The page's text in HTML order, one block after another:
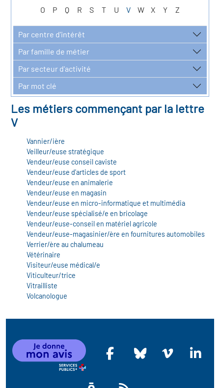
les métiers
clés métiers et
lieu d'information ou
des métiers en
des transitions
de l'Economie
Solidaire (ESS)
du secteur sanitaire
de l'Industrie
emploi-formation
des secteurs
construction)
O
P Q R S T U V W X Y Z
Par centre d'intérêt
Par famille de métier
Par secteur d'activité
Par mot clé
Les métiers commençant par la lettre
V
Vannier/ière
Veilleur/euse stratégique
Vendeur/euse conseil caviste
Vendeur/euse d'articles de sport
Vendeur/euse en animalerie
Vendeur/euse en magasin
Vendeur/euse en micro-informatique et multimédia
Vendeur/euse spécialisé/e en bricolage
Vendeur/euse-conseil en matériel agricole
Vendeur/euse-magasinier/ère en fournitures automobiles
Verrier/ère au chalumeau
Vétérinaire
Visiteur/euse médical/e
Viticulteur/trice
Vitrailliste
Volcanologue